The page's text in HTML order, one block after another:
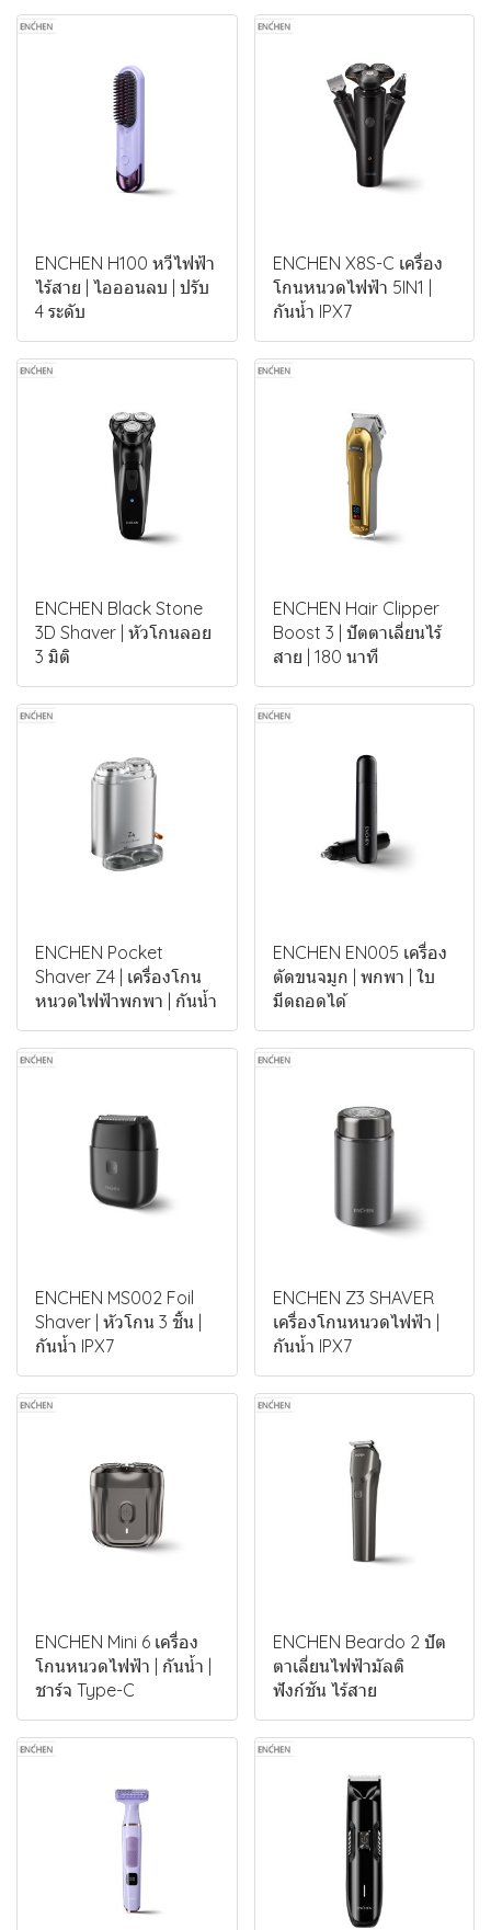
ENCHEN H100 หวีไฟฟ้า
ไร้สาย | ไอออนลบ | ปรับ
4 ระดับ
ENCHEN X8S-C เครื่อง
โกนหนวดไฟฟ้า 5IN1 |
กันน้ำ IPX7
ENCHEN Black Stone
3D Shaver | หัวโกนลอย
3 มิติ
ENCHEN Hair Clipper
Boost 3 | ปัตตาเลี่ยนไร้
สาย | 180 นาที
ENCHEN Pocket
Shaver Z4 | เครื่องโกน
หนวดไฟฟ้าพกพา | กันน้ำ
ENCHEN EN005 เครื่อง
ตัดขนจมูก | พกพา | ใบ
มีดถอดได้
ENCHEN MS002 Foil
Shaver | หัวโกน 3 ชิ้น |
กันน้ำ IPX7
ENCHEN Z3 SHAVER
เครื่องโกนหนวดไฟฟ้า |
กันน้ำ IPX7
ENCHEN Mini 6 เครื่อง
โกนหนวดไฟฟ้า | กันน้ำ |
ชาร์จ Type-C
ENCHEN Beardo 2 ปัต
ตาเลี่ยนไฟฟ้ามัลติ
ฟังก์ชัน ไร้สาย